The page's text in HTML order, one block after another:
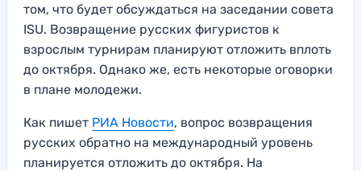
том, что будет обсуждаться на заседании совета
ISU. Возвращение русских фигуристов к
взрослым турнирам планируют отложить вплоть
до октября. Однако же, есть некоторые оговорки
в плане молодежи.
Как пишет РИА Новости, вопрос возвращения
русских обратно на международный уровень
планируется отложить до октября. На